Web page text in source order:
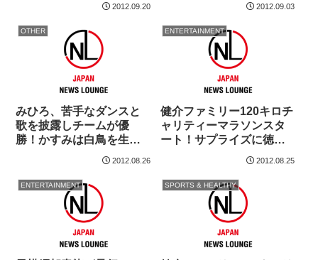
2012.09.20 2012.09.03
OTHER
みひろ、苦手なダンスと
歌を披露しチームが優
勝！かすみは白鳥を生や
2012.08.26
ENTERTAINMENT
健介ファミリー120キロチ
ャリティーマラソンスタ
ート！サプライズに徳光
2012.08.25
ENTERTAINMENT SPORTS & HEALTHY